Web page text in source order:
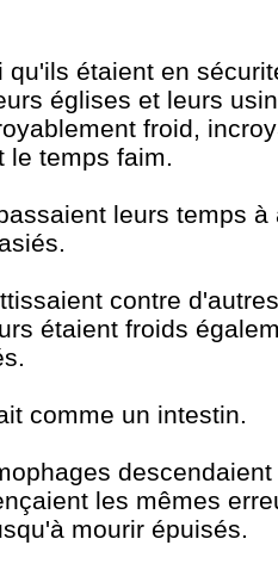
qu'ils étaient en
églises et leurs
froid,
le temps faim.
leurs temps
contre
étaient froids
comme un intestin.
les mêmes
mourir épuisés.